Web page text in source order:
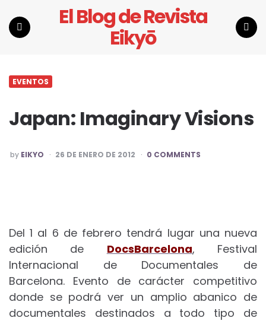
El Blog de Revista
Eikyō
EVENTOS
Japan: Imaginary Visions
POSTED
BY
by EIKYO 26 DE ENERO DE 2012 0 COMMENTS
Del 1 al 6 de febrero tendrá lugar una nueva
edición de DocsBarcelona, Festival
Internacional de Documentales de
Barcelona. Evento de carácter competitivo
donde se podrá ver un amplio abanico de
documentales destinados a todo tipo de